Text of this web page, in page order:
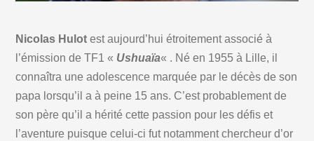
Nicolas Hulot est aujourd’hui étroitement associé à
l’émission de TF1 « Ushuaïa« . Né en 1955 à Lille, il
connaîtra une adolescence marquée par le décès de son
papa lorsqu’il a à peine 15 ans. C’est probablement de
son père qu’il a hérité cette passion pour les défis et
l’aventure puisque celui-ci fut notamment chercheur d’or